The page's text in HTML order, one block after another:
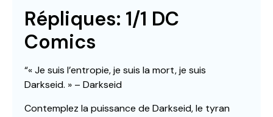
Répliques: 1/1 DC
Comics
“« Je suis l’entropie, je suis la mort, je suis
Darkseid. » – Darkseid
Contemplez la puissance de Darkseid, le tyran